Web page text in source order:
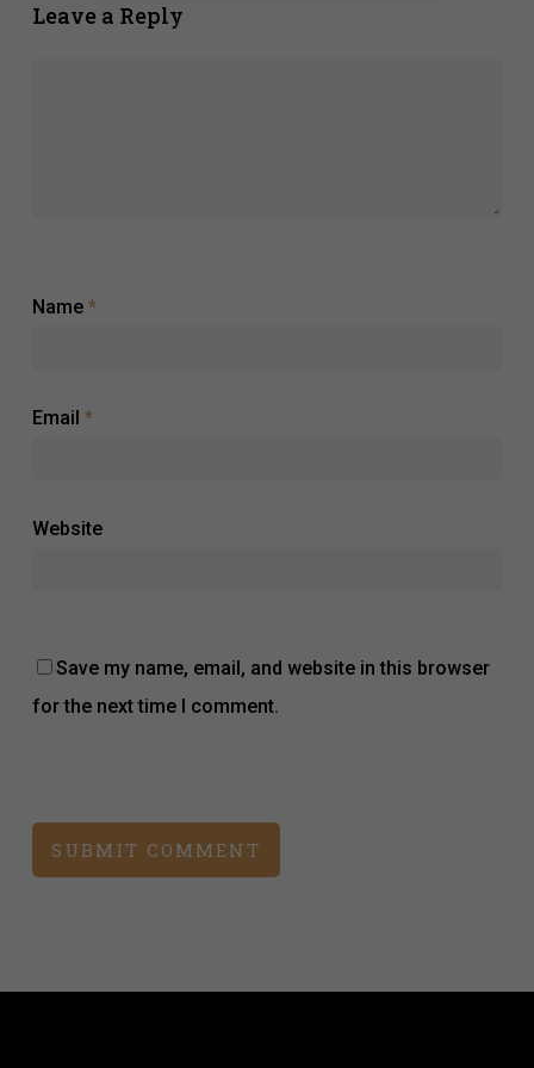
Leave a Reply
Name *
Email *
Website
Save my name, email, and website in this browser
for the next time I comment.